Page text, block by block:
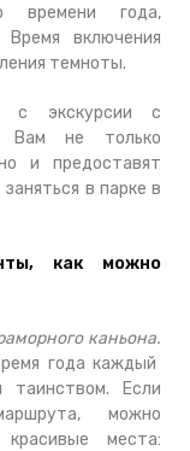
времени года,
включения
темноты.
с экскурсии с
Вам не только
и предоставят
в парке в
как можно
каньона.
года каждый
таинством. Если
можно
места: